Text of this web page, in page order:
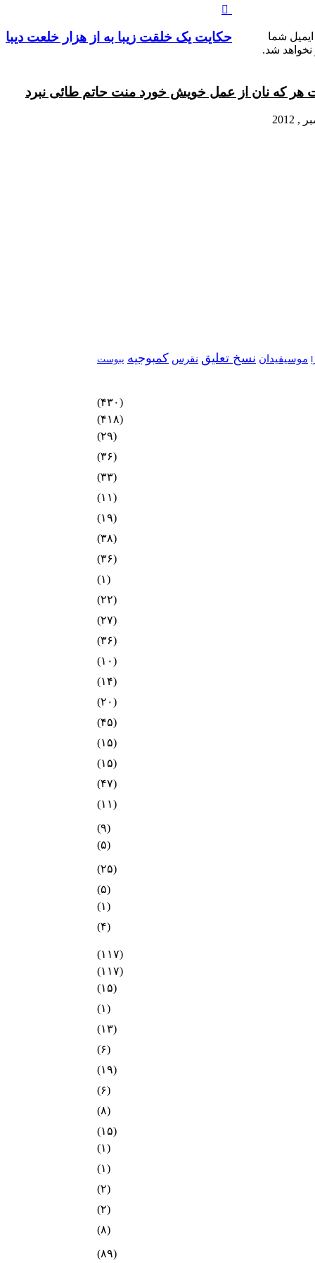
حکايت يک خلقت زيبا به از هزار خلعت ديبا
هر که نان از عمل خویش خورد منت حاتم طائى نبرد
شما
شد.
موسیقیدان نسخ تعلیق نقرس کمبوجیه یبوست
(۴۳۰)
(۴۱۸)
(۲۹)
(۳۶)
(۳۳)
(۱۱)
(۱۹)
(۳۸)
(۳۶)
(۱)
(۲۲)
(۲۷)
(۳۶)
(۱۰)
(۱۴)
(۲۰)
(۴۵)
(۱۵)
(۱۵)
(۴۷)
(۱۱)
(۹)
(۵)
(۲۵)
(۵)
(۱)
(۴)
(۱۱۷)
(۱۱۷)
(۱۵)
(۱)
(۱۳)
(۶)
(۱۹)
(۶)
(۸)
(۱۵)
(۱)
(۱)
(۲)
(۲)
(۸)
(۸۹)